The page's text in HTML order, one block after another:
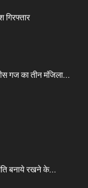
गिरफ्तार
गज का तीन मंजिला...
बनाये रखने के...